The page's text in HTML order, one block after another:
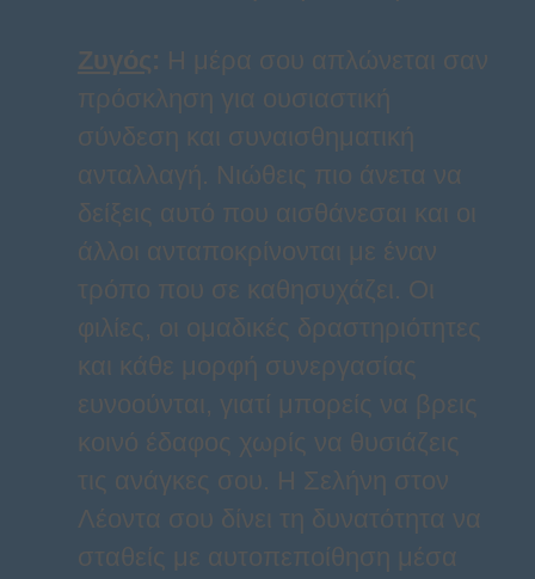
Ζυγός: Η μέρα σου απλώνεται σαν
πρόσκληση για ουσιαστική
σύνδεση και συναισθηματική
ανταλλαγή. Νιώθεις πιο άνετα να
δείξεις αυτό που αισθάνεσαι και οι
άλλοι ανταποκρίνονται με έναν
τρόπο που σε καθησυχάζει. Οι
φιλίες, οι ομαδικές δραστηριότητες
και κάθε μορφή συνεργασίας
ευνοούνται, γιατί μπορείς να βρεις
κοινό έδαφος χωρίς να θυσιάζεις
τις ανάγκες σου. Η Σελήνη στον
Λέοντα σου δίνει τη δυνατότητα να
σταθείς με αυτοπεποίθηση μέσα